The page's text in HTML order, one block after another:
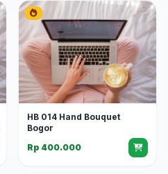
HB 014 Hand Bouquet
Bogor
Rp 400.000